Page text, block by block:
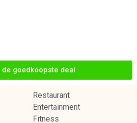
de goedkoopste deal
Restaurant
Entertainment
Fitness